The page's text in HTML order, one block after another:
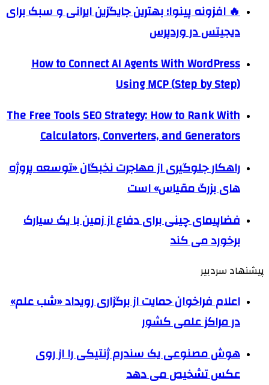
🔥 افزونه پینوا؛ بهترین جایگزین ایرانی و سبک برای
دیجیتس در وردپرس
How to Connect AI Agents With WordPress
Using MCP (Step by Step)
The Free Tools SEO Strategy: How to Rank With
Calculators, Converters, and Generators
راهکار جلوگیری از مهاجرت نخبگان «توسعه پروژه
های بزرگ مقیاس» است
فضاپیمای چینی برای دفاع از زمین با یک سیارک
برخورد می کند
پیشنهاد سردبیر
اعلام فراخوان حمایت از برگزاری رویداد «شب علم»
در مراکز علمی کشور
هوش مصنوعی یک سندرم ژنتیکی را از روی
عکس تشخیص می دهد